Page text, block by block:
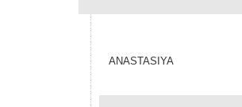
anastasiya